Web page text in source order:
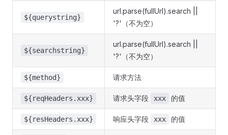
${querystring}
url.parse(fullUrl).search ||
'?'（不为空）
${searchstring}
url.parse(fullUrl).search ||
'?'（不为空）
${method} 请求方法
${reqHeaders.xxx} 请求头字段 xxx 的值
${resHeaders.xxx} 响应头字段 xxx 的值